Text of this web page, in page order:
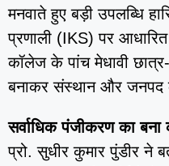
मनवाते हुए बड़ी उपलब्धि
प्रणाली (IKS) पर आधारित
कॉलेज के पांच मेधावी
बनाकर संस्थान और जनपद
सर्वाधिक पंजीकरण का बना
प्रो. सुधीर कुमार पुंडीर ने